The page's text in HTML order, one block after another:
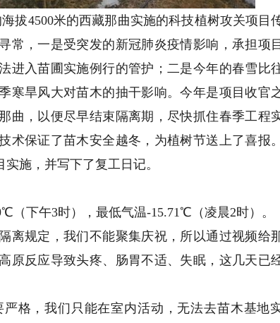
4500米的西藏那曲实施的科技植树攻关项目
常，一是受突发的新冠肺炎疫情影响，承担项
进入苗圃实施例行的管护；二是今年的春雪比
寒旱风大对苗木的抽干影响。今年是项目收官
曲，以便尽早结束隔离期，尽快抓住春季工程
术保证了苗木安全越冬，为植树节送上了喜报
施，并写下了复工日记。
下午3时），最低气温-15.71℃（凌晨2时）。
规定，我们不能聚集庆祝，所以通过视频给
原反应导致头疼、肠胃不适、失眠，这几天已
，我们只能在室内活动，无法去苗木基地